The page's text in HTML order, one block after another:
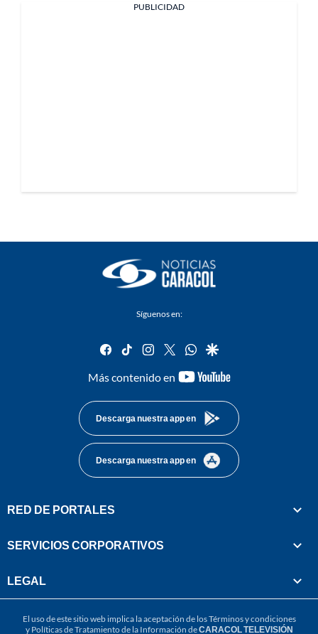
PUBLICIDAD
Síguenos en:
facebook
tiktok instagram
twitterwhatsapp
google
Más contenido en
youtube-
Descarga nuestra app en
Descarga nuestra app en
RED DE PORTALES
SERVICIOS CORPORATIVOS
LEGAL
El uso de este sitio web implica la aceptación de losTérminos y condiciones
y Políticas de Tratamiento de la Información deCARACOL TELEVISIÓN